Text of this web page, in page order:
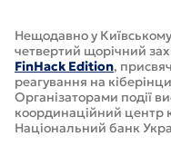
Нещодавно у Київському
четвертий щорічний
FinHack Edition,
реагування на
Організаторами події
координаційний центр
Національний банк